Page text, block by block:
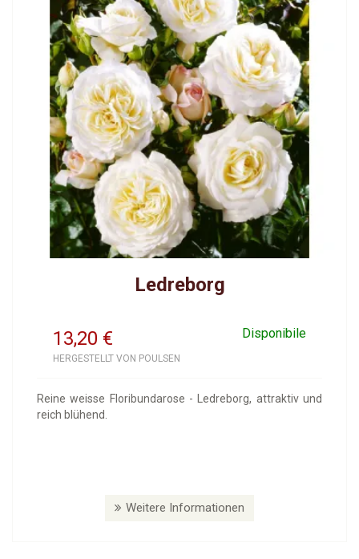
Ledreborg
13,20 Disponibile
€
HERGESTELLT VON POULSEN
Reine weisse Floribundarose - Ledreborg, attraktiv und
reich blühend.
Weitere Informationen